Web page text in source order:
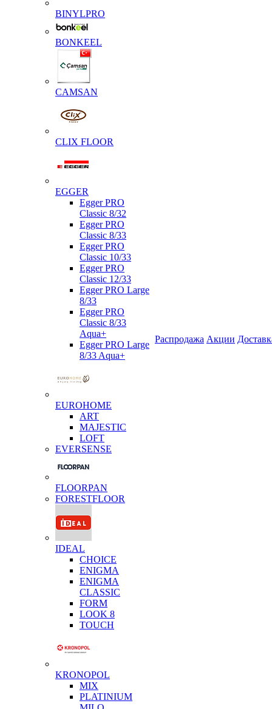
BINYLPRO
BONKEEL
CAMSAN
CLIX FLOOR
EGGER
Egger PRO
Classic 8/32
Egger PRO
Classic 8/33
Egger PRO
Classic 10/33
Egger PRO
Classic 12/33
Egger PRO Large
8/33
Egger PRO
Classic 8/33
Aqua+
Egger PRO Large
8/33 Aqua+
EUROHOME
ART
MAJESTIC
LOFT
EVERSENSE
FLOORPAN
FORESTFLOOR
IDEAL
CHOICE
ENIGMA
ENIGMA
CLASSIC
FORM
LOOK 8
TOUCH
KRONOPOL
MIX
PLATINIUM
Распродажа Акции